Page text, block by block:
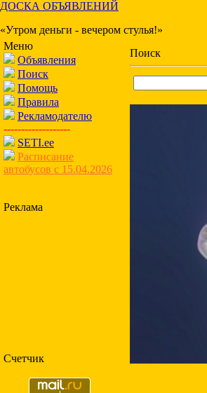
ДОСКА ОБЪЯВЛЕНИЙ
«Утром деньги - вечером стулья!»
Меню
Объявления
Поиск
Помощь
Правила
Рекламодателю
-------------------
SETI.ee
Расписание
автобусов с 15.04.2026
Реклама
Счетчик
Поиск